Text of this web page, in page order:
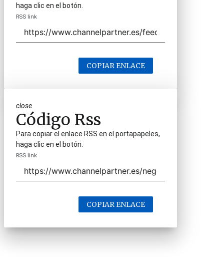
haga clic en el botón.
RSS link
COPIAR ENLACE
close
Código Rss
Para copiar el enlace RSS en el portapapeles,
haga clic en el botón.
RSS link
COPIAR ENLACE